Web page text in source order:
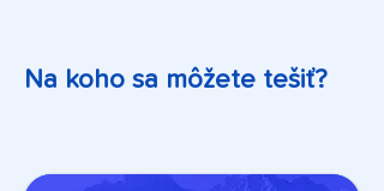
Na koho sa môžete tešiť?